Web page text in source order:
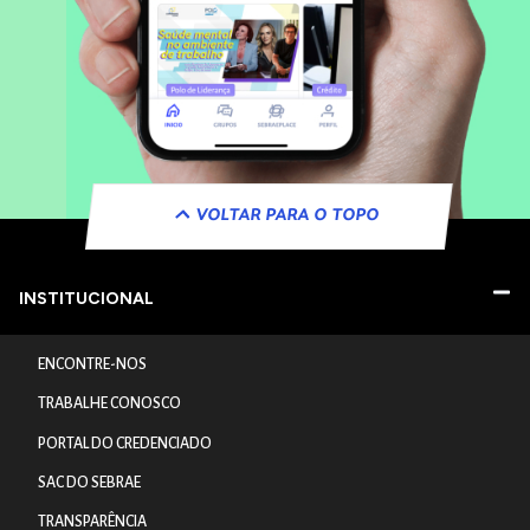
VOLTAR PARA O TOPO
INSTITUCIONAL
ENCONTRE-NOS
TRABALHE CONOSCO
PORTAL DO CREDENCIADO
SAC DO SEBRAE
TRANSPARÊNCIA